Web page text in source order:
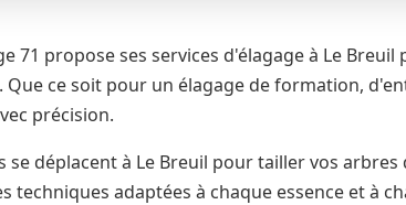
71 propose ses services d'élagage à Le
Que ce soit pour un élagage de formation,
précision.
se déplacent à Le Breuil pour tailler vos
techniques adaptées à chaque essence et à